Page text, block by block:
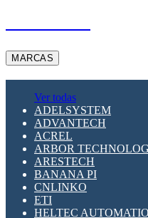
MARCAS
Ver todas
ADELSYSTEM
ADVANTECH
ACREL
ARBOR
ARESTECH
BANANA PI
CNLINKO
ETI
HELTEC